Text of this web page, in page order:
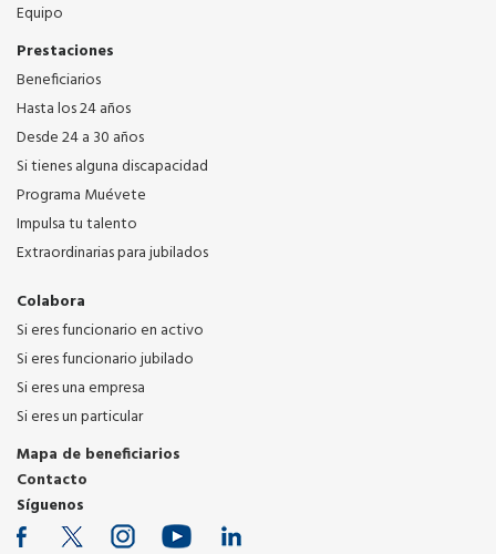
Equipo
Prestaciones
Beneficiarios
Hasta los 24 años
Desde 24 a 30 años
Si tienes alguna discapacidad
Programa Muévete
Impulsa tu talento
Extraordinarias para jubilados
Colabora
Si eres funcionario en activo
Si eres funcionario jubilado
Si eres una empresa
Si eres un particular
Mapa de beneficiarios
Contacto
Síguenos